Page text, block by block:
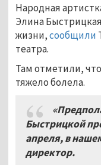
Народная
Элина
жизни,сообщили
театра.
Там отметили,
тяжело болела.
Быстрицкой
апреля, в
директор.